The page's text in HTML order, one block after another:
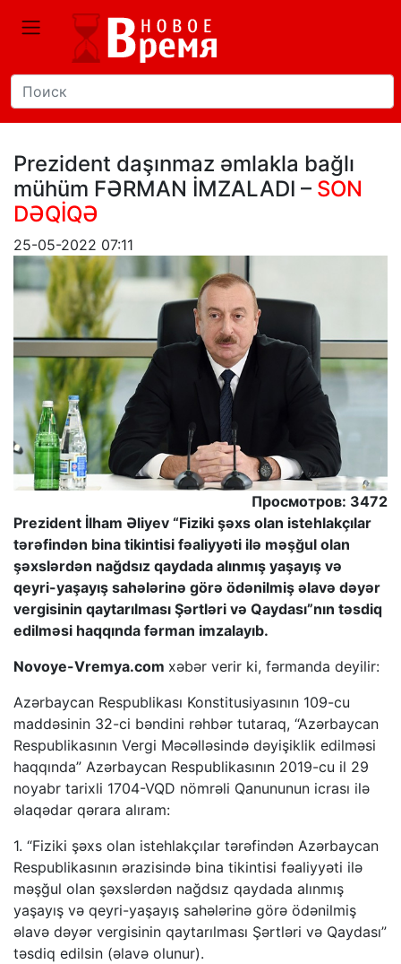
Prezident daşınmaz əmlakla bağlı
mühüm FƏRMAN İMZALADI – SON
DƏQİQƏ
25-05-2022 07:11
Просмотров: 3472
Prezident İlham Əliyev “Fiziki şəxs olan istehlakçılar
tərəfindən bina tikintisi fəaliyyəti ilə məşğul olan
şəxslərdən nağdsız qaydada alınmış yaşayış və
qeyri-yaşayış sahələrinə görə ödənilmiş əlavə dəyər
vergisinin qaytarılması Şərtləri və Qaydası”nın təsdiq
edilməsi haqqında fərman imzalayıb.
Novoye-Vremya.com xəbər verir ki, fərmanda deyilir:
Azərbaycan Respublikası Konstitusiyasının 109-cu
maddəsinin 32-ci bəndini rəhbər tutaraq, “Azərbaycan
Respublikasının Vergi Məcəlləsində dəyişiklik edilməsi
haqqında” Azərbaycan Respublikasının 2019-cu il 29
noyabr tarixli 1704-VQD nömrəli Qanununun icrası ilə
əlaqədar qərara alıram:
1. “Fiziki şəxs olan istehlakçılar tərəfindən Azərbaycan
Respublikasının ərazisində bina tikintisi fəaliyyəti ilə
məşğul olan şəxslərdən nağdsız qaydada alınmış
yaşayış və qeyri-yaşayış sahələrinə görə ödənilmiş
əlavə dəyər vergisinin qaytarılması Şərtləri və Qaydası”
təsdiq edilsin (əlavə olunur).